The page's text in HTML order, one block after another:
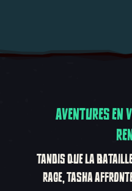
AVENTURES EN
TANDIS QUE LA
RAGE, TASHA